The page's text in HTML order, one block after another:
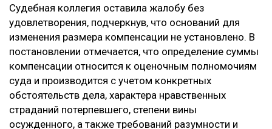
Кроме того, потерпевший обращал внимание суда на
то, что девушка погибла в 20 лет, не успев создать
семью и реализовать свои жизненные планы. По
мнению заявителя, суд первой инстанции не в
полной мере оценил глубину нравственных
страданий отца.
Что решил суд